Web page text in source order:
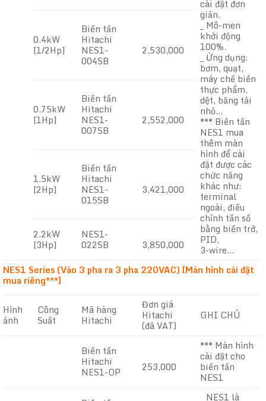
cài đặt đơn
giản.
_ Mô-men
khởi động
100%.
_ Ứng dụng:
bơm, quạt,
máy chế biến
thực phẩm,
dệt, băng tải
nhỏ…
*** Biến tần
NES1 mua
thêm màn
hình để cài
đặt được các
chức năng
khác như:
terminal
ngoài, điều
chỉnh tần số
bằng biến trở,
PID,
3-wire…
0.4kW
[1/2Hp]
Biến tần
Hitachi
NES1-
004SB
2,530,000
0.75kW
[1Hp]
Biến tần
Hitachi
NES1-
007SB
2,552,000
1.5kW
[2Hp]
Biến tần
Hitachi
NES1-
015SB
3,421,000
2.2kW
[3Hp]
NES1-
022SB
3,850,000
NES1 Series (Vào 3 pha ra 3 pha 220VAC) [Màn hình cài đặt
mua riêng***]
Hình
ảnh
Công
Suất
Mã hàng
Hitachi
Đơn giá
Hitachi
(đã VAT)
GHI CHÚ
Biến tần
Hitachi
NES1-OP 253,000
*** Màn hình
cài đặt cho
biến tần
NES1
_ NES1 là